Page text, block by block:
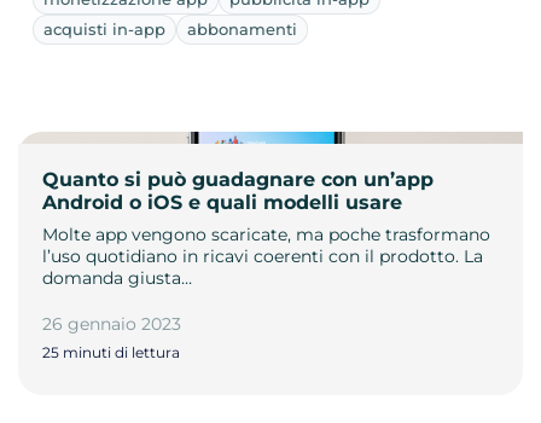
acquisti in-app
abbonamenti
Quanto si può guadagnare con un’app
Android o iOS e quali modelli usare
Molte app vengono scaricate, ma poche trasformano
l’uso quotidiano in ricavi coerenti con il prodotto. La
domanda giusta…
26 gennaio 2023
25 minuti di lettura